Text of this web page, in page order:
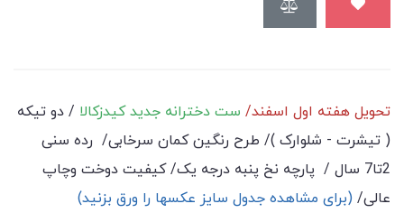
تحويل هفته اول اسفند/ ست دخترانه جدید کیدزکالا / دو تیکه
( تیشرت - شلوارک )/ طرح رنگین کمان سرخابی/ رده سنی
2تا7 سال / پارچه نخ پنبه درجه یک/ کیفیت دوخت وچاپ
عالی/ (برای مشاهده جدول سایز عکسها را ورق بزنید)